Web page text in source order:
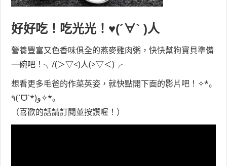
好好吃！吃光光！♥(´∀` )人
營養豐富又色香味俱全的燕麥雞肉粥，快快幫狗寶貝準備
一碗吧！╮/(＞▽<)人(>▽＜)╭
想看更多毛爸的作菜英姿，就快點開下面的影片吧！✧*｡
٩(ˊᗜˋ*)و✧*｡
（喜歡的話請訂閱並按讚喔！）